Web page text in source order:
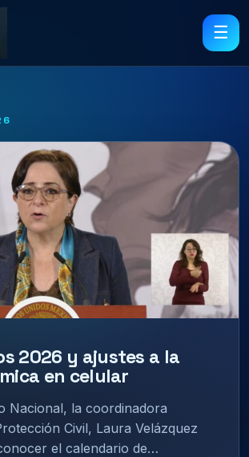
☰
2026 y ajustes a la
en celular
Nacional, la coordinadora
Civil, Laura Velázquez
el calendario de…